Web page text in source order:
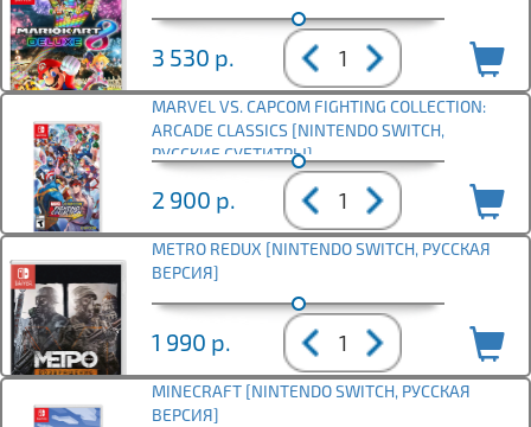
3 530 р.
MARVEL VS. CAPCOM FIGHTING COLLECTION:
ARCADE CLASSICS [NINTENDO SWITCH,
РУССКИЕ СУБТИТРЫ]
2 900 р.
METRO REDUX [NINTENDO SWITCH, РУССКАЯ
ВЕРСИЯ]
1 990 р.
MINECRAFT [NINTENDO SWITCH, РУССКАЯ
ВЕРСИЯ]